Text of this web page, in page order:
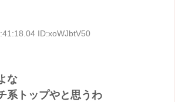
ID:xoWJbtV50
な
系トップやと思うわ